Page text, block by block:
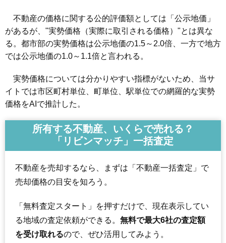
不動産の価格に関する公的評価額としては「公示地価」
があるが、"実勢価格（実際に取引される価格）"とは異な
る。都市部の実勢価格は公示地価の1.5～2.0倍、一方で地方
では公示地価の1.0～1.1倍と言われる。
実勢価格については分かりやすい指標がないため、当サ
イトでは市区町村単位、町単位、駅単位での網羅的な実勢
価格をAIで推計した。
所有する不動産、いくらで売れる？
「リビンマッチ」一括査定
不動産を売却するなら、まずは「不動産一括査定」で
売却価格の目安を知ろう。
「無料査定スタート」を押すだけで、現在表示してい
る地域の査定依頼ができる。 無料で最大6社の査定額
を受け取れるので、ぜひ活用してみよう。